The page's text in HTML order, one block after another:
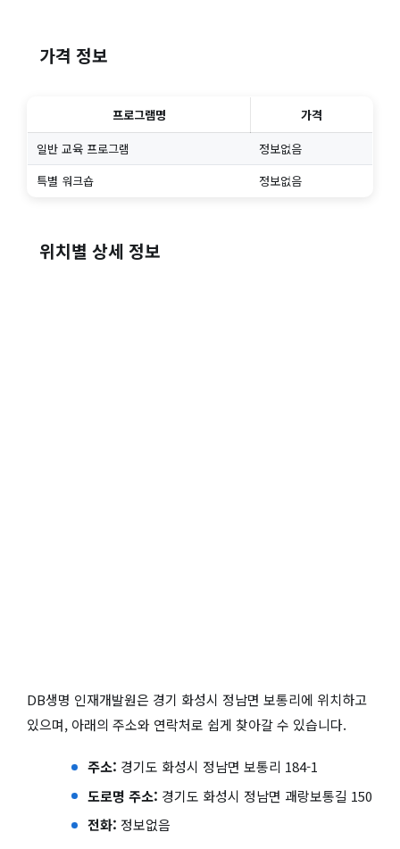
가격 정보
프로그램명
가격
일반 교육 프로그램
정보없음
특별 워크숍
정보없음
위치별 상세 정보
DB생명 인재개발원은 경기 화성시 정남면 보통리에 위치하고
있으며, 아래의 주소와 연락처로 쉽게 찾아갈 수 있습니다.
주소: 경기도 화성시 정남면 보통리 184-1
도로명 주소: 경기도 화성시 정남면 괘랑보통길 150
전화: 정보없음